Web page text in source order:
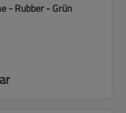
- Rubber - Grün